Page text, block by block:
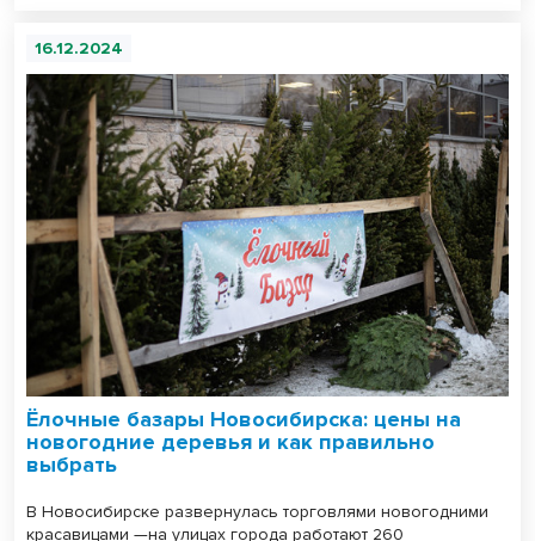
16.12.2024
Ёлочные базары Новосибирска: цены на
новогодние деревья и как правильно
выбрать
В Новосибирске развернулась торговлями новогодними
красавицами —на улицах города работают 260